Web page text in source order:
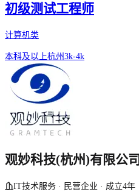
初级测试工程师
计算机类
本科及以上杭州 3k-4k
观妙科技(杭州)有限公司
IT技术服务 · 民营企业 · 成立4年